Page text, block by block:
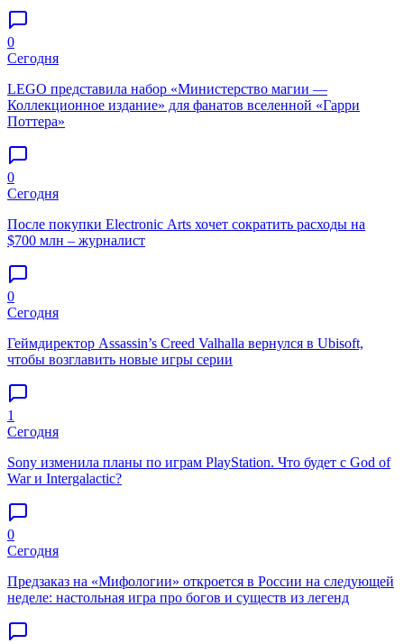
0
Сегодня
LEGO представила набор «Министерство магии —
Коллекционное издание» для фанатов вселенной «Гарри
Поттера»
0
Сегодня
После покупки Electronic Arts хочет сократить расходы на
$700 млн – журналист
0
Сегодня
Геймдиректор Assassin’s Creed Valhalla вернулся в Ubisoft,
чтобы возглавить новые игры серии
1
Сегодня
Sony изменила планы по играм PlayStation. Что будет с God of
War и Intergalactic?
0
Сегодня
Предзаказ на «Мифологии» откроется в России на следующей
неделе: настольная игра про богов и существ из легенд